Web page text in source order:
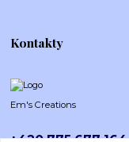
Kontakty
Em's Creations